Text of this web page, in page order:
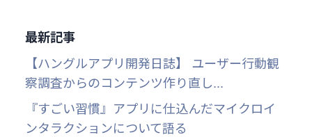
最新記事
【ハングルアプリ開発日誌】 ユーザー行動観
察調査からのコンテンツ作り直し...
『すごい習慣』アプリに仕込んだマイクロイ
ンタラクションについて語る